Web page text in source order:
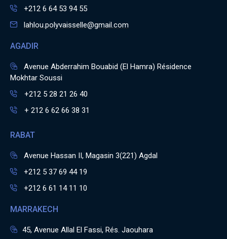
+212 6 64 53 94 55
lahlou.polyvaisselle@gmail.com
AGADIR
Avenue Abderrahim Bouabid (El Hamra) Résidence
Mokhtar Soussi
+212 5 28 21 26 40
+ 212 6 62 66 38 31
RABAT
Avenue Hassan II, Magasin 3(221) Agdal
+212 5 37 69 44 19
+212 6 61 14 11 10
MARRAKECH
45, Avenue Allal El Fassi, Rés. Jaouhara